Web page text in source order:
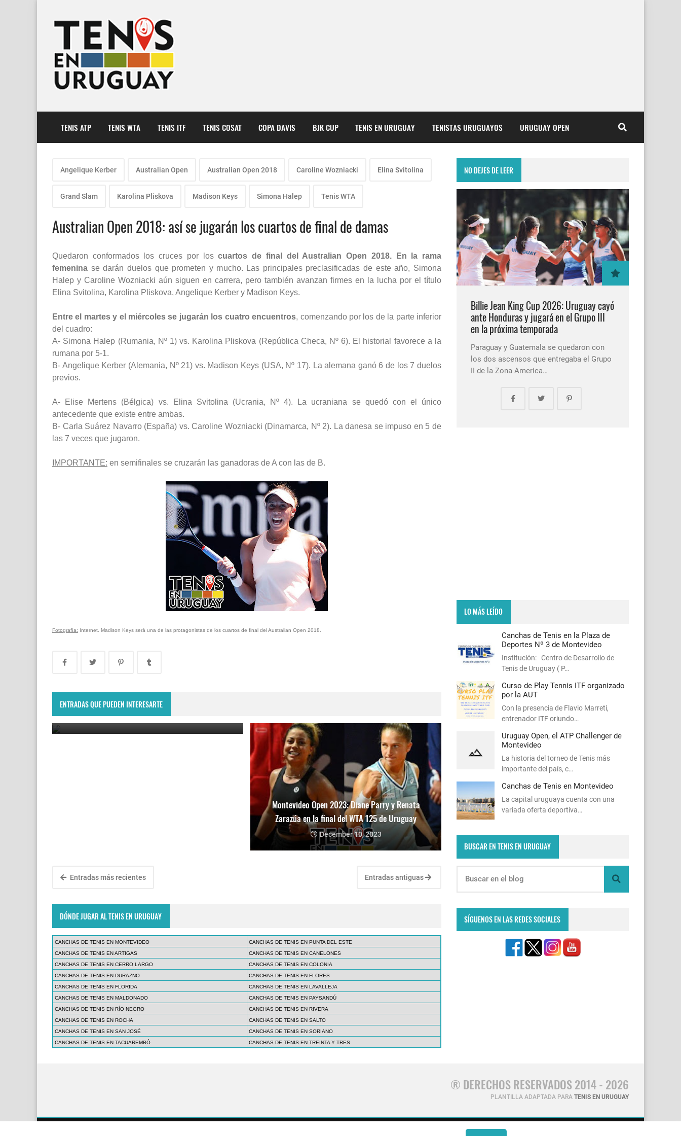
TENIS ATP TENIS WTA TENIS ITF TENIS COSAT COPA DAVIS BJK CUP TENIS EN URUGUAY TENISTAS URUGUAYOS URUGUAY OPEN
Angelique Kerber Australian Open Australian Open 2018 Caroline Wozniacki Elina Svitolina
Grand Slam Karolina Pliskova Madison Keys Simona Halep Tenis WTA
Australian Open 2018: así se jugarán los cuartos de final de damas
Quedaron conformados los cruces por loscuartos de final del Australian Open 2018. En la rama
femenina se darán duelos que prometen y mucho. Las principales preclasificadas de este año, Simona
Halep y Caroline Wozniacki aún siguen en carrera, pero también avanzan firmes en la lucha por el título
Elina Svitolina, Karolina Pliskova, Angelique Kerber y Madison Keys.
Entre el martes y el miércoles se jugarán los cuatro encuentros, comenzando por los de la parte inferior
del cuadro:
A- Simona Halep (Rumania, Nº 1) vs. Karolina Pliskova (República Checa, Nº 6). El historial favorece a la
rumana por 5-1.
B- Angelique Kerber (Alemania, Nº 21) vs. Madison Keys (USA, Nº 17). La alemana ganó 6 de los 7 duelos
previos.
A- Elise Mertens (Bélgica) vs. Elina Svitolina (Ucrania, Nº 4). La ucraniana se quedó con el único
antecedente que existe entre ambas.
B- Carla Suárez Navarro (España) vs. Caroline Wozniacki (Dinamarca, Nº 2). La danesa se impuso en 5 de
las 7 veces que jugaron.
IMPORTANTE: en semifinales se cruzarán las ganadoras de A con las de B.
Fotografía: Internet. Madison Keys será una de las protagonistas de los cuartos de final del Australian Open 2018.
ENTRADAS QUE PUEDEN INTERESARTE
campeona del WTA 125 de Uruguay
December 11, 2023
Montevideo Open 2023: Diane Parry y Renata
Zarazúa en la final del WTA 125 de Uruguay
December 10, 2023
Entradas más recientes Entradas antiguas
DÓNDE JUGAR AL TENIS EN URUGUAY
CANCHAS DE TENIS EN MONTEVIDEO
CANCHAS DE TENIS EN PUNTA DEL ESTE
CANCHAS DE TENIS EN ARTIGAS
CANCHAS DE TENIS EN CANELONES
CANCHAS DE TENIS EN CERRO LARGO
CANCHAS DE TENIS EN COLONIA
CANCHAS DE TENIS EN DURAZNO
CANCHAS DE TENIS EN FLORES
CANCHAS DE TENIS EN FLORIDA
CANCHAS DE TENIS EN LAVALLEJA
CANCHAS DE TENIS EN MALDONADO
CANCHAS DE TENIS EN PAYSANDÚ
CANCHAS DE TENIS EN RÍO NEGRO
CANCHAS DE TENIS EN RIVERA
CANCHAS DE TENIS EN ROCHA
CANCHAS DE TENIS EN SALTO
CANCHAS DE TENIS EN SAN JOSÉ
CANCHAS DE TENIS EN SORIANO
CANCHAS DE TENIS EN TACUAREMBÓ
CANCHAS DE TENIS EN TREINTA Y TRES
NO DEJES DE LEER
Billie Jean King Cup 2026: Uruguay cayó
ante Honduras y jugará en el Grupo III
en la próxima temporada
Paraguay y Guatemala se quedaron con
los dos ascensos que entregaba el Grupo
II de la Zona America…
LO MÁS LEÍDO
Canchas de Tenis en la Plaza de
Deportes Nº 3 de Montevideo
Institución: Centro de Desarrollo de
Tenis de Uruguay ( P…
Curso de Play Tennis ITF organizado
por la AUT
Con la presencia de Flavio Marreti,
entrenador ITF oriundo…
Uruguay Open, el ATP Challenger de
Montevideo
La historia del torneo de Tenis más
importante del país, c…
Canchas de Tenis en Montevideo
La capital uruguaya cuenta con una
variada oferta deportiva…
BUSCAR EN TENIS EN URUGUAY
SÍGUENOS EN LAS REDES SOCIALES
® DERECHOS RESERVADOS 2014 - 2026
PLANTILLA ADAPTADA PARA TENIS EN URUGUAY